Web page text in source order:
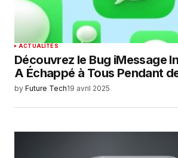
ACTUALITÉS
Découvrez le Bug iMessage
A Échappé à Tous Pendant
by Future Tech19 avril 2025